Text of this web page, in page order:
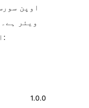
ویئر
اس پلگ ان میں حصہ لیا:
1.0.0